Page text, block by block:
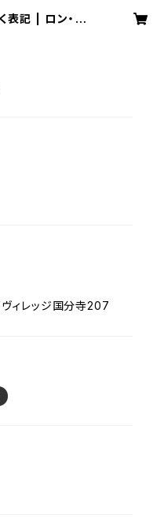
表記 | ロン・タ
ィレッジ国分寺207